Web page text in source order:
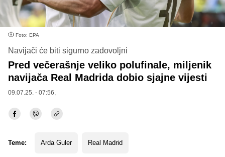
Foto: EPA
Navijači će biti sigurno zadovoljni
Pred večerašnje veliko polufinale, miljenik
navijača Real Madrida dobio sjajne vijesti
09.07.25. - 07:56,
Teme: Arda Guler Real Madrid